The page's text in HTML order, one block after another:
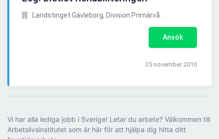
Landstinget Gävleborg, Division Primärvå ..
Ansök
25 november 2010
Vi har alla lediga jobb i Sverige! Letar du arbete? Välkommen till
Arbetslivsinstitutet som är här för att hjälpa dig hitta ditt